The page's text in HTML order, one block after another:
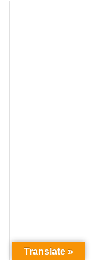
Translate »